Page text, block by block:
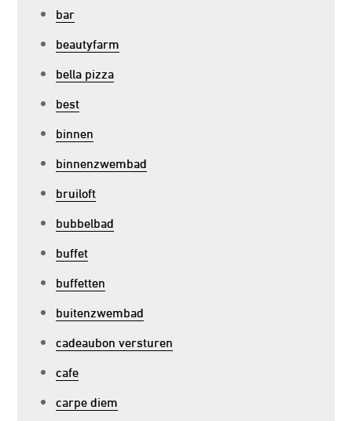
bar
beautyfarm
bella pizza
best
binnen
binnenzwembad
bruiloft
bubbelbad
buffet
buffetten
buitenzwembad
cadeaubon versturen
cafe
carpe diem